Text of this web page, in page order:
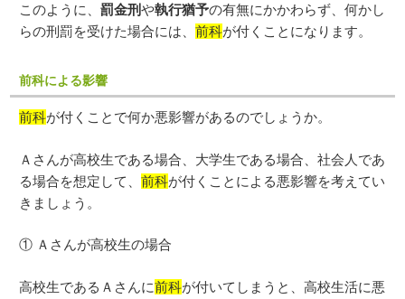
このように、罰金刑や執行猶予の有無にかかわらず、何かし
らの刑罰を受けた場合には、前科が付くことになります。
前科による影響
前科が付くことで何か悪影響があるのでしょうか。
Ａさんが高校生である場合、大学生である場合、社会人であ
る場合を想定して、前科が付くことによる悪影響を考えてい
きましょう。
① Ａさんが高校生の場合
高校生であるＡさんに前科が付いてしまうと、高校生活に悪